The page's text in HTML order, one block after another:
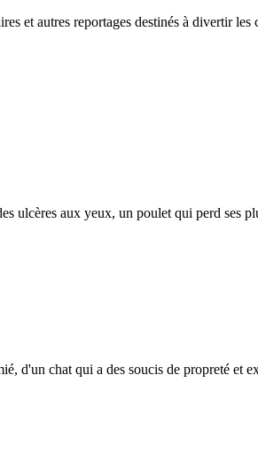
et autres reportages destinés à divertir
ulcères aux yeux, un poulet qui perd ses
d'un chat qui a des soucis de propreté et